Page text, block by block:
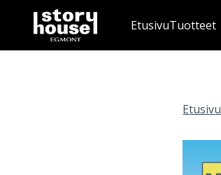
EtusivuTuotteet
Etusivu